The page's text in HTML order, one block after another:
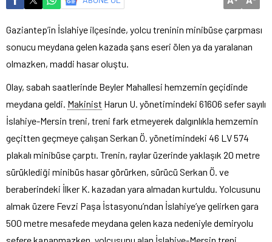
Gaziantep’in İslahiye ilçesinde, yolcu treninin minibüse çarpması
sonucu meydana gelen kazada şans eseri ölen ya da yaralanan
olmazken, maddi hasar oluştu.
Olay, sabah saatlerinde Beyler Mahallesi hemzemin geçidinde
meydana geldi. Makinist Harun U. yönetimindeki 61606 sefer sayılı
İslahiye-Mersin treni, treni fark etmeyerek dalgınlıkla hemzemin
geçitten geçmeye çalışan Serkan Ö. yönetimindeki 46 LV 574
plakalı minibüse çarptı. Trenin, raylar üzerinde yaklaşık 20 metre
sürüklediği minibüs hasar görürken, sürücü Serkan Ö. ve
beraberindeki İlker K. kazadan yara almadan kurtuldu. Yolcusunu
almak üzere Fevzi Paşa İstasyonu’ndan İslahiye’ye gelirken gara
500 metre mesafede meydana gelen kaza nedeniyle demiryolu